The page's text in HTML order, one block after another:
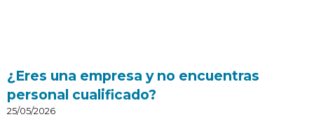
¿Eres una empresa y no encuentras
personal cualificado?
25/05/2026